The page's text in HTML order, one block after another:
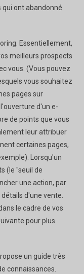
qui ont abandonné
Essentiellement,
meilleurs prospects
vous. (Vous pouvez
vous souhaitez
pages sur
d'un e-
de points que vous
leur attribuer
certaines pages,
Lorsqu'un
(le "seuil de
une action, par
d'une vente.
le cadre de vos
pour plus
un guide très
connaissances.